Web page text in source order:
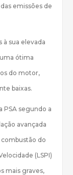
emissões de
à sua elevada
ótima
do motor,
baixas.
PSA segundo a
avançada
do
(LSPI)
mais graves,